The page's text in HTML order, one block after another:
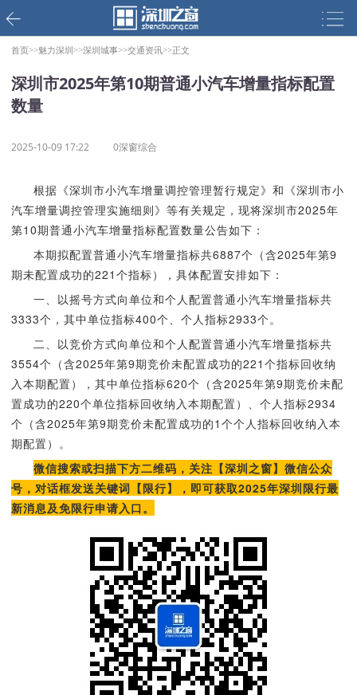
首页>>魅力深圳>>深圳城事>>交通资讯>>正文
深圳市2025年第10期普通小汽车增量指标配置
数量
2025-10-09 17:22 0深窗综合
根据《深圳市小汽车增量调控管理暂行规定》和《深圳市小
汽车增量调控管理实施细则》等有关规定，现将深圳市2025年
第10期普通小汽车增量指标配置数量公告如下：
本期拟配置普通小汽车增量指标共6887个（含2025年第9
期未配置成功的221个指标），具体配置安排如下：
一、以摇号方式向单位和个人配置普通小汽车增量指标共
3333个，其中单位指标400个、个人指标2933个。
二、以竞价方式向单位和个人配置普通小汽车增量指标共
3554个（含2025年第9期竞价未配置成功的221个指标回收纳
入本期配置），其中单位指标620个（含2025年第9期竞价未配
置成功的220个单位指标回收纳入本期配置）、个人指标2934
个（含2025年第9期竞价未配置成功的1个个人指标回收纳入本
期配置）。
微信搜索或扫描下方二维码，关注【深圳之窗】微信公众
号，对话框发送关键词【限行】，即可获取2025年深圳限行最
新消息及免限行申请入口。